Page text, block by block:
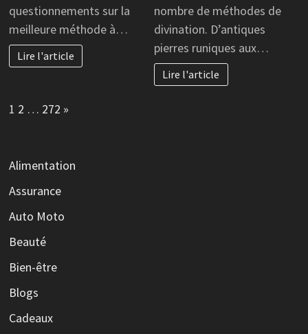
questionnements sur la
meilleure méthode à…
Lire l'article
nombre de méthodes de
divination. D’antiques
pierres runiques aux…
Lire l'article
Page:
1 2 … 272 Next
»
Alimentation
Assurance
Auto Moto
Beauté
Bien-être
Blogs
Cadeaux